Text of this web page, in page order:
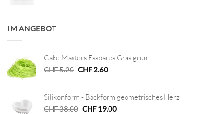
IM ANGEBOT
Cake Masters Essbares Gras grün
CHF5.20 Ursprünglicher
CHF 5.20
CHF2.60Aktueller
CHF 2.60.
Silikonform - Backform geometrisches Herz
CHF38.00 Ursprünglicher
CHF19.00Aktueller